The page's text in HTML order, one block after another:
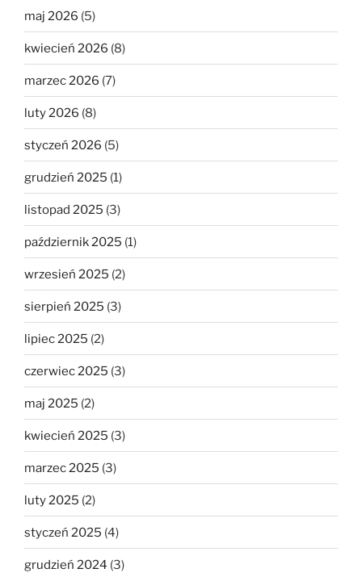
maj 2026 (5)
kwiecień 2026 (8)
marzec 2026 (7)
luty 2026 (8)
styczeń 2026 (5)
grudzień 2025 (1)
listopad 2025 (3)
październik 2025 (1)
wrzesień 2025 (2)
sierpień 2025 (3)
lipiec 2025 (2)
czerwiec 2025 (3)
maj 2025 (2)
kwiecień 2025 (3)
marzec 2025 (3)
luty 2025 (2)
styczeń 2025 (4)
grudzień 2024 (3)